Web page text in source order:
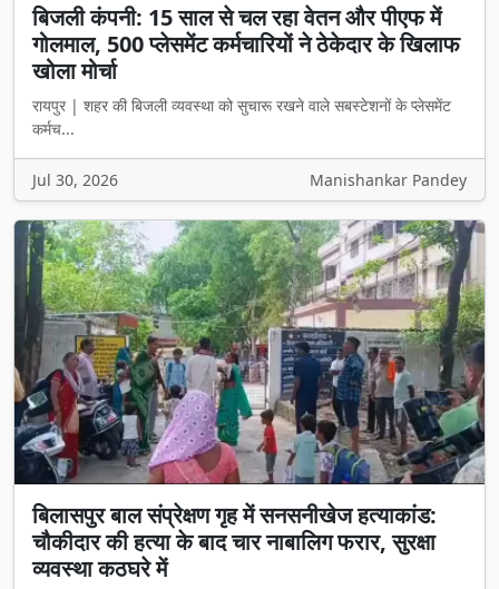
बिजली कंपनी: 15 साल से चल रहा वेतन और पीएफ में
गोलमाल, 500 प्लेसमेंट कर्मचारियों ने ठेकेदार के खिलाफ
खोला मोर्चा
रायपुर | शहर की बिजली व्यवस्था को सुचारू रखने वाले सबस्टेशनों के प्लेसमेंट
कर्मच...
Jul 30, 2026 Manishankar Pandey
बिलासपुर बाल संप्रेक्षण गृह में सनसनीखेज हत्याकांड:
चौकीदार की हत्या के बाद चार नाबालिग फरार, सुरक्षा
व्यवस्था कठघरे में